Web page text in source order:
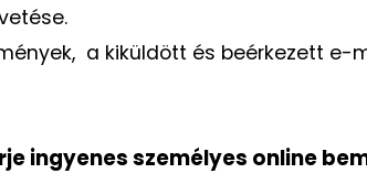
a kiküldött és beérkezett e-
ingyenes személyes online